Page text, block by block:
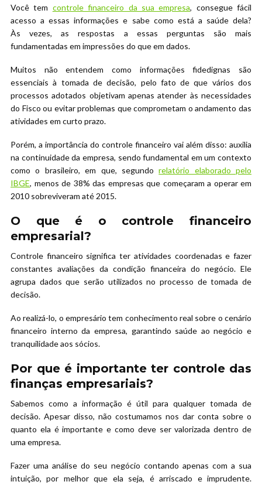
Você tem controle financeiro da sua empresa, consegue fácil
acesso a essas informações e sabe como está a saúde dela?
Às vezes, as respostas a essas perguntas são mais
fundamentadas em impressões do que em dados.
Muitos não entendem como informações fidedignas são
essenciais à tomada de decisão, pelo fato de que vários dos
processos adotados objetivam apenas atender às necessidades
do Fisco ou evitar problemas que comprometam o andamento das
atividades em curto prazo.
Porém, a importância do controle financeiro vai além disso: auxilia
na continuidade da empresa, sendo fundamental em um contexto
como o brasileiro, em que, segundorelatório elaborado pelo
IBGE, menos de 38% das empresas que começaram a operar em
2010 sobreviveram até 2015.
O que é o controle financeiro
empresarial?
Controle financeiro significa ter atividades coordenadas e fazer
constantes avaliações da condição financeira do negócio. Ele
agrupa dados que serão utilizados no processo de tomada de
decisão.
Ao realizá-lo, o empresário tem conhecimento real sobre o cenário
financeiro interno da empresa, garantindo saúde ao negócio e
tranquilidade aos sócios.
Por que é importante ter controle das
finanças empresariais?
Sabemos como a informação é útil para qualquer tomada de
decisão. Apesar disso, não costumamos nos dar conta sobre o
quanto ela é importante e como deve ser valorizada dentro de
uma empresa.
Fazer uma análise do seu negócio contando apenas com a sua
intuição, por melhor que ela seja, é arriscado e imprudente.